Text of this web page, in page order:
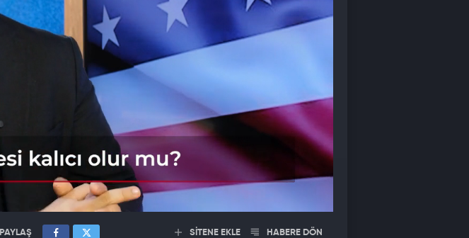
PAYLAŞ SİTENE EKLE HABERE DÖN